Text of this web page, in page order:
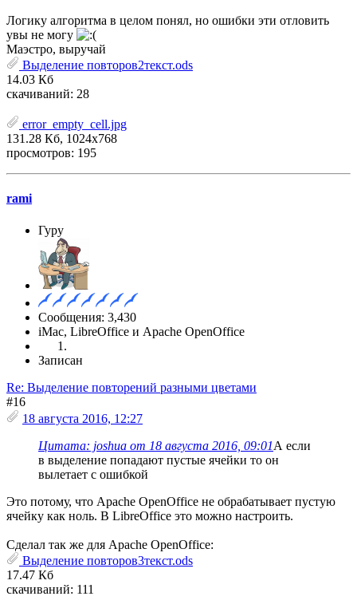
Логику алгоритма в целом понял, но ошибки эти отловить
увы не могу
Маэстро, выручай
Выделение повторов2текст.ods
14.03 Кб
скачиваний: 28
error_empty_cell.jpg
131.28 Кб, 1024x768
просмотров: 195
rami
Гуру
Сообщения: 3,430
iMac, LibreOffice и Apache OpenOffice
Записан
Re: Выделение повторений разными цветами
#16
18 августа 2016, 12:27
Цитата: joshua от 18 августа 2016, 09:01А если
в выделение попадают пустые ячейки то он
вылетает с ошибкой
Это потому, что Apache OpenOffice не обрабатывает пустую
ячейку как ноль. В LibreOffice это можно настроить.
Сделал так же для Apache OpenOffice:
Выделение повторов3текст.ods
17.47 Кб
скачиваний: 111